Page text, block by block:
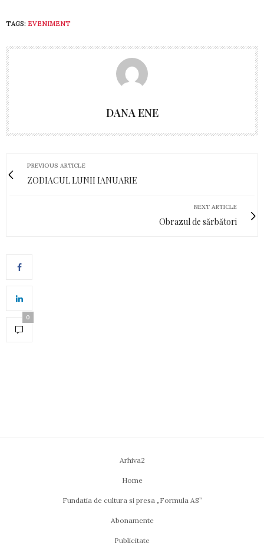
TAGS: EVENIMENT
DANA ENE
PREVIOUS ARTICLE
ZODIACUL LUNII IANUARIE
NEXT ARTICLE
Obrazul de sărbători
0
Arhiva2
Home
Fundatia de cultura si presa „Formula AS”
Abonamente
Publicitate